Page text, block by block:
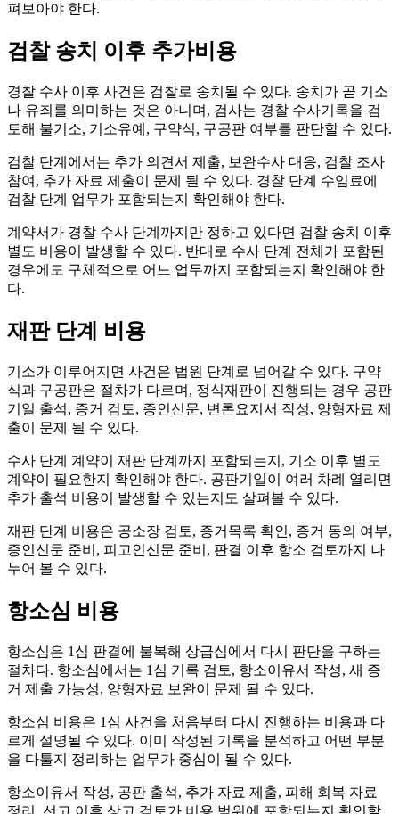
펴보아야 한다.
검찰 송치 이후 추가비용
경찰 수사 이후 사건은 검찰로 송치될 수 있다. 송치가 곧 기소
나 유죄를 의미하는 것은 아니며, 검사는 경찰 수사기록을 검
토해 불기소, 기소유예, 구약식, 구공판 여부를 판단할 수 있다.
검찰 단계에서는 추가 의견서 제출, 보완수사 대응, 검찰 조사
참여, 추가 자료 제출이 문제 될 수 있다. 경찰 단계 수임료에
검찰 단계 업무가 포함되는지 확인해야 한다.
계약서가 경찰 수사 단계까지만 정하고 있다면 검찰 송치 이후
별도 비용이 발생할 수 있다. 반대로 수사 단계 전체가 포함된
경우에도 구체적으로 어느 업무까지 포함되는지 확인해야 한
다.
재판 단계 비용
기소가 이루어지면 사건은 법원 단계로 넘어갈 수 있다. 구약
식과 구공판은 절차가 다르며, 정식재판이 진행되는 경우 공판
기일 출석, 증거 검토, 증인신문, 변론요지서 작성, 양형자료 제
출이 문제 될 수 있다.
수사 단계 계약이 재판 단계까지 포함되는지, 기소 이후 별도
계약이 필요한지 확인해야 한다. 공판기일이 여러 차례 열리면
추가 출석 비용이 발생할 수 있는지도 살펴볼 수 있다.
재판 단계 비용은 공소장 검토, 증거목록 확인, 증거 동의 여부,
증인신문 준비, 피고인신문 준비, 판결 이후 항소 검토까지 나
누어 볼 수 있다.
항소심 비용
항소심은 1심 판결에 불복해 상급심에서 다시 판단을 구하는
절차다. 항소심에서는 1심 기록 검토, 항소이유서 작성, 새 증
거 제출 가능성, 양형자료 보완이 문제 될 수 있다.
항소심 비용은 1심 사건을 처음부터 다시 진행하는 비용과 다
르게 설명될 수 있다. 이미 작성된 기록을 분석하고 어떤 부분
을 다툴지 정리하는 업무가 중심이 될 수 있다.
항소이유서 작성, 공판 출석, 추가 자료 제출, 피해 회복 자료
정리, 선고 이후 상고 검토가 비용 범위에 포함되는지 확인할